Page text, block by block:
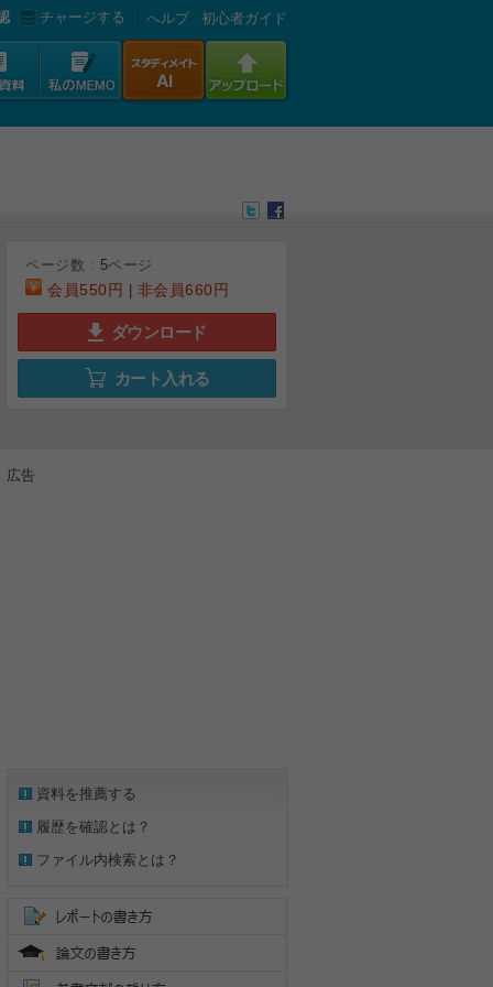
チャージする へルプ 初心者ガイド
ページ数 : 5ページ
会員550円 非会員660円
ダウンロード
カート入れる
広告
資料を推薦する
履歴を確認とは？
ファイル内検索とは？